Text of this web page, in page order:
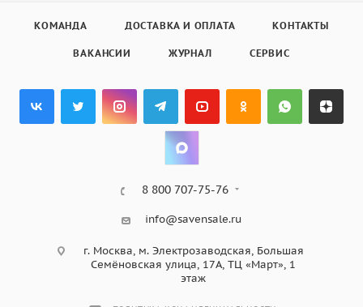
КОМАНДА ДОСТАВКА И ОПЛАТА КОНТАКТЫ
ВАКАНСИИ ЖУРНАЛ СЕРВИС
8 800 707-75-76
info@savensale.ru
г. Москва, м. Электрозаводская, Большая
Семёновская улица, 17А, ТЦ «Март», 1
этаж